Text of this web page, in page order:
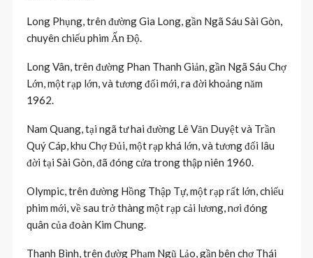
Long Phụng, trên đường Gia Long, gần Ngã Sáu Sài Gòn,
chuyên chiếu phim Ấn Độ.
Long Vân, trên đường Phan Thanh Giản, gần Ngã Sáu Chợ
Lớn, một rạp lớn, và tương đối mới, ra đời khoảng năm
1962.
Nam Quang, tại ngã tư hai đường Lê Văn Duyệt và Trần
Quý Cáp, khu Chợ Đủi, một rạp khá lớn, và tương đối lâu
đời tại Sài Gòn, đã đóng cửa trong thập niên 1960.
Olympic, trên đường Hồng Thập Tự, một rạp rất lớn, chiếu
phim mới, về sau trở thàng một rạp cải lương, nơi đóng
quân của đoàn Kim Chung.
Thanh Bình, trên đườg Phạm Ngũ Lảo, gần bên chợ Thái